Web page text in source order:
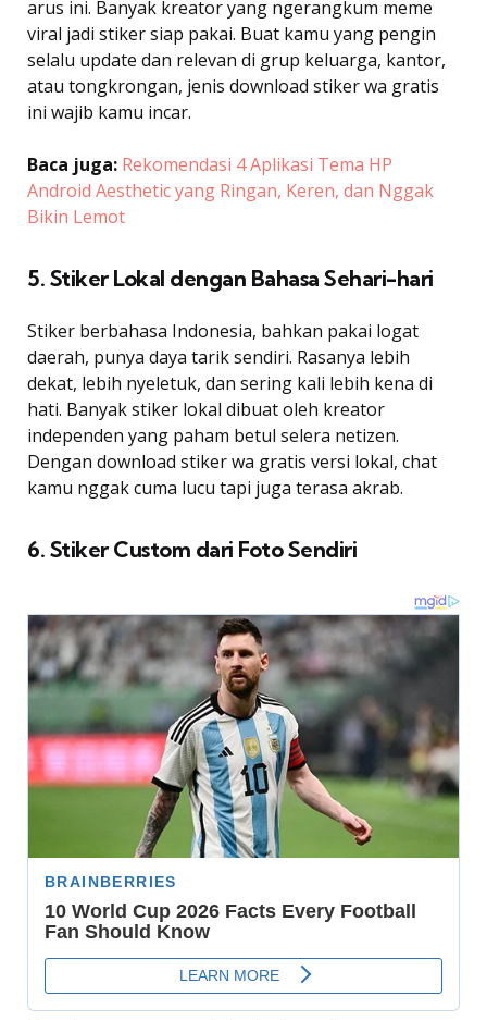
arus ini. Banyak kreator yang ngerangkum meme
viral jadi stiker siap pakai. Buat kamu yang pengin
selalu update dan relevan di grup keluarga, kantor,
atau tongkrongan, jenis download stiker wa gratis
ini wajib kamu incar.
Baca juga: Rekomendasi 4 Aplikasi Tema HP
Android Aesthetic yang Ringan, Keren, dan Nggak
Bikin Lemot
5. Stiker Lokal dengan Bahasa Sehari-hari
Stiker berbahasa Indonesia, bahkan pakai logat
daerah, punya daya tarik sendiri. Rasanya lebih
dekat, lebih nyeletuk, dan sering kali lebih kena di
hati. Banyak stiker lokal dibuat oleh kreator
independen yang paham betul selera netizen.
Dengan download stiker wa gratis versi lokal, chat
kamu nggak cuma lucu tapi juga terasa akrab.
6. Stiker Custom dari Foto Sendiri